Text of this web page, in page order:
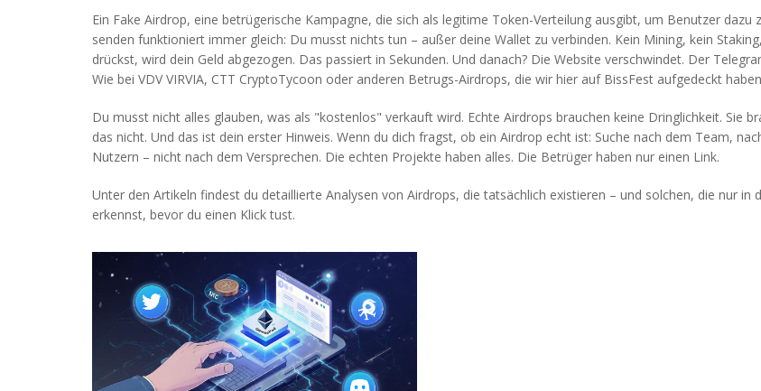
Ein Fake Airdrop, eine betrügerische Kampagne, die sich als legitime Token-Verteilung ausgibt, um Benutzer
senden funktioniert immer gleich: Du musst nichts tun – außer deine Wallet zu verbinden. Kein Mining, kein
drückst, wird dein Geld abgezogen. Das passiert in Sekunden. Und danach? Die Website verschwindet. Der
Wie bei VDV VIRVIA, CTT CryptoTycoon oder anderen Betrugs-Airdrops, die wir hier auf BissFest aufgedeckt
Du musst nicht alles glauben, was als "kostenlos" verkauft wird. Echte Airdrops brauchen keine Dringlichkeit. Sie
das nicht. Und das ist dein erster Hinweis. Wenn du dich fragst, ob ein Airdrop echt ist: Suche nach dem Team,
Nutzern – nicht nach dem Versprechen. Die echten Projekte haben alles. Die Betrüger haben nur einen Link.
Unter den Artikeln findest du detaillierte Analysen von Airdrops, die tatsächlich existieren – und solchen, die nur
erkennst, bevor du einen Klick tust.